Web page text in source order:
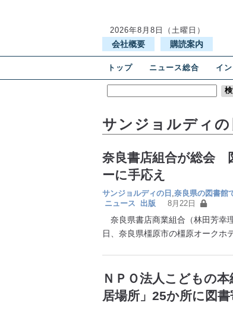
2026年8月8日（土曜日）
会社概要 購読案内
トップ ニュース総合 イ
サンジョルディの
奈良書店組合が総会
ーに手応え
サンジョルディの日 ,奈良県の図書館
ニュース
出版 8月22日
奈良県書店商業組合（林田芳幸
日、奈良県橿原市の橿原オークホ
ＮＰＯ法人こどもの
居場所」25か所に図書